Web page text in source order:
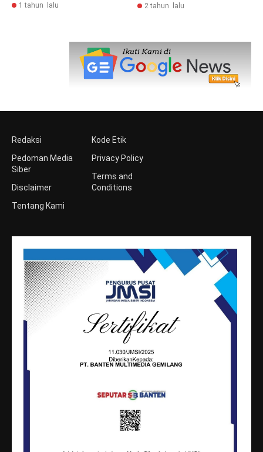
1 tahun lalu 2 tahun lalu
Redaksi
Pedoman Media
Siber
Disclaimer
Tentang Kami
Kode Etik
Privacy Policy
Terms and
Conditions